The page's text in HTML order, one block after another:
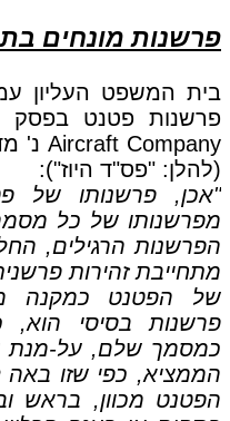
פרשנות מונחים
בית המשפט העליון
(להלן: "פס"ד היוז"):
"אכן, פרשנותו של
מפרשנותו של כל מסמך
הפרשנות הרגילים,
מתחייבת זהירות
של הפטנט כמקנה
פרשנות בסיסי
כמסמך שלם, על-מנת
הממציא, כפי שזו
הפטנט מכוון, בראש